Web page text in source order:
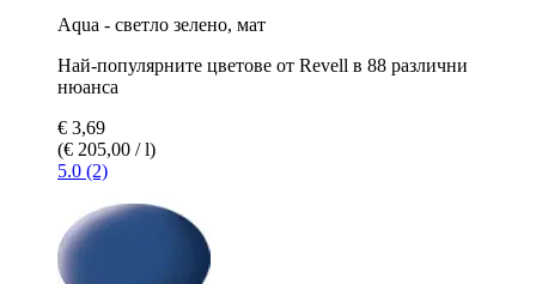
Aqua - светло зелено, мат
Най-популярните цветове от Revell в 88 различни
нюанса
€ 3,69
(€ 205,00 / l)
5.0 (2)